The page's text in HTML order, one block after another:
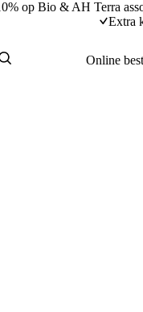
op Bio & AH Terra
Extra
Online